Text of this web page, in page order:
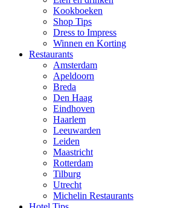
Kookboeken
Shop Tips
Dress to Impress
Winnen en Korting
Restaurants
Amsterdam
Apeldoorn
Breda
Den Haag
Eindhoven
Haarlem
Leeuwarden
Leiden
Maastricht
Rotterdam
Tilburg
Utrecht
Michelin Restaurants